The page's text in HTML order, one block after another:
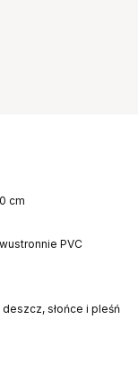
cm
PVC
słońce i pleśń